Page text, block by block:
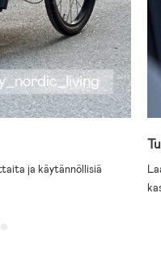
ja käytännöllisiä